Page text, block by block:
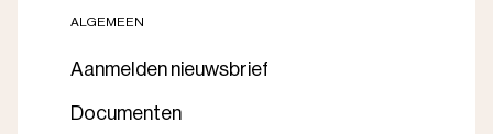
ALGEMEEN
Aanmelden nieuwsbrief
Documenten